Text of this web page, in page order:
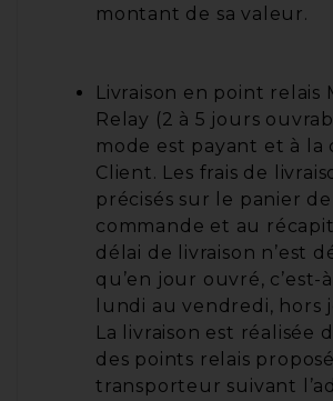
montant de sa valeur.
Livraison en point relais
Relay (2 à 5 jours
mode est payant et à la
Client. Les frais de
précisés sur le panier de
commande et au
délai de livraison n’est
qu’en jour ouvré, c’est-
lundi au vendredi, hors
La livraison est réalisée
des points relais
transporteur suivant